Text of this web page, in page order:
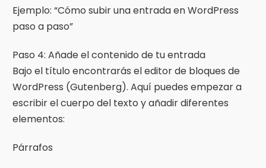
Ejemplo: “Cómo subir una entrada en WordPress
paso a paso”
Paso 4: Añade el contenido de tu entrada
Bajo el título encontrarás el editor de bloques de
WordPress (Gutenberg). Aquí puedes empezar a
escribir el cuerpo del texto y añadir diferentes
elementos:
Párrafos